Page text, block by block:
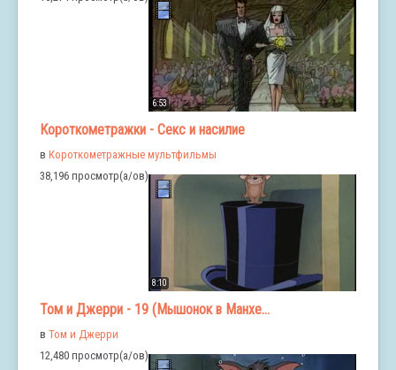
6:53
Короткометражки - Секс и насилие
в Короткометражные мультфильмы
38,196 просмотр(а/ов)
8:10
Том и Джерри - 19 (Мышонок в Манхе...
в Том и Джерри
12,480 просмотр(а/ов)